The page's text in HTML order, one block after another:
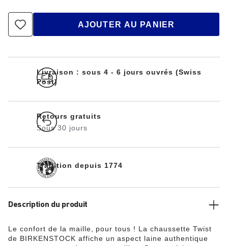
AJOUTER AU PANIER
Livraison : sous 4 - 6 jours ouvrés (Swiss
Post)
Retours gratuits
Sous 30 jours
Tradition depuis 1774
Description du produit
Le confort de la maille, pour tous ! La chaussette Twist
de BIRKENSTOCK affiche un aspect laine authentique